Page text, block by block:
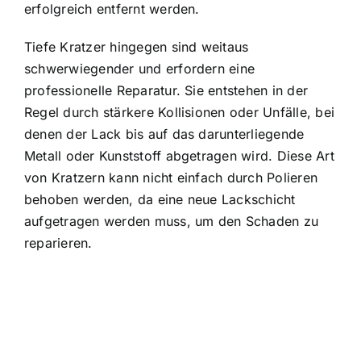
erfolgreich entfernt werden.
Tiefe Kratzer hingegen sind weitaus
schwerwiegender und erfordern eine
professionelle Reparatur. Sie entstehen in der
Regel durch stärkere Kollisionen oder Unfälle, bei
denen der Lack bis auf das darunterliegende
Metall oder Kunststoff abgetragen wird. Diese Art
von Kratzern kann nicht einfach durch Polieren
behoben werden, da eine neue Lackschicht
aufgetragen werden muss, um den Schaden zu
reparieren.